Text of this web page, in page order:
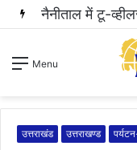
Menu
उत्तराखंड उत्तराखण्ड